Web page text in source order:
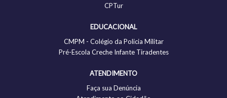
CPTur
EDUCACIONAL
CMPM - Colégio da Policia Militar
Pré-Escola Creche Infante Tiradentes
ATENDIMENTO
Faça sua Denúncia